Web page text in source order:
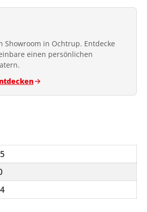
Showroom in Ochtrup. Entdecke
einen persönlichen